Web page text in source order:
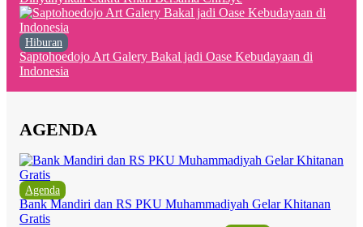
Hiburan
Saptohoedojo Art Galery Bakal jadi Oase Kebudayaan di
Indonesia
AGENDA
Agenda
Bank Mandiri dan RS PKU Muhammadiyah Gelar Khitanan
Gratis